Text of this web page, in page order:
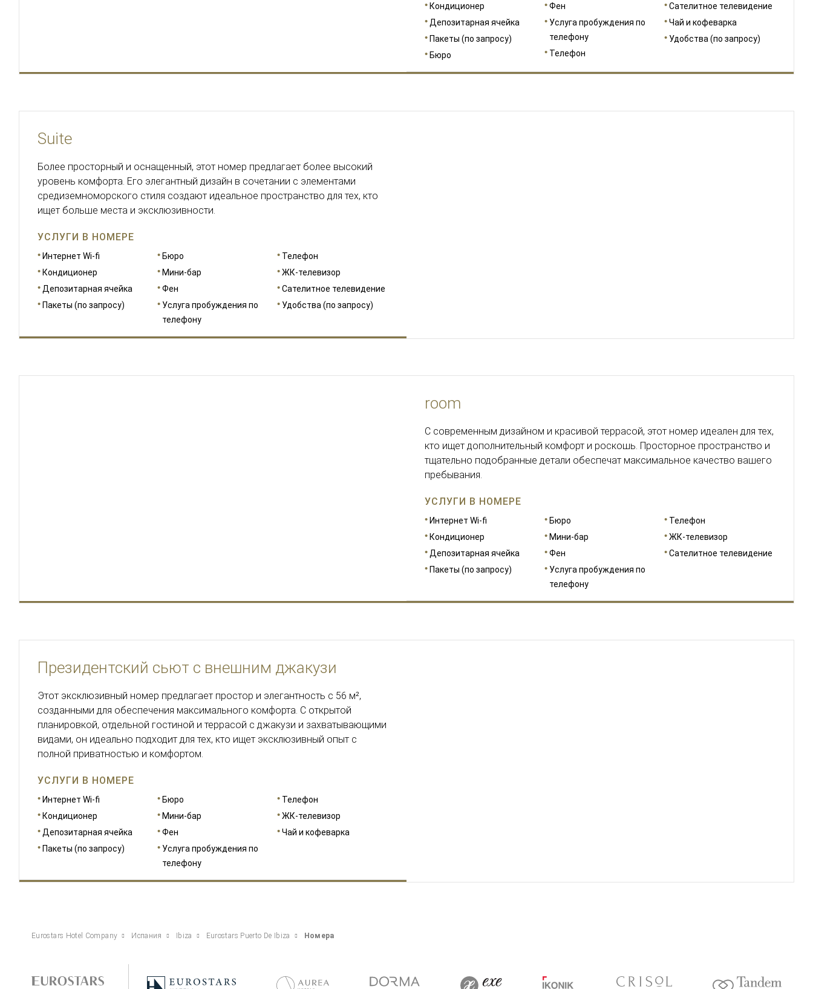
Кондиционер
Депозитарная ячейка
Пакеты (по запросу)
Бюро
Фен
Услуга пробуждения по
телефону
Телефон
Сателитное телевидение
Чай и кофеварка
Удобства (по запросу)
Suite
Более просторный и оснащенный, этот номер предлагает более высокий
уровень комфорта. Его элегантный дизайн в сочетании с элементами
средиземноморского стиля создают идеальное пространство для тех, кто
ищет больше места и эксклюзивности.
УСЛУГИ В НОМЕРЕ
Интернет Wi-fi
Кондиционер
Депозитарная ячейка
Пакеты (по запросу)
Бюро
Мини-бар
Фен
Услуга пробуждения по
телефону
Телефон
ЖК-телевизор
Сателитное телевидение
Удобства (по запросу)
room
С современным дизайном и красивой террасой, этот номер идеален для тех,
кто ищет дополнительный комфорт и роскошь. Просторное пространство и
тщательно подобранные детали обеспечат максимальное качество вашего
пребывания.
УСЛУГИ В НОМЕРЕ
Интернет Wi-fi
Кондиционер
Депозитарная ячейка
Пакеты (по запросу)
Бюро
Мини-бар
Фен
Услуга пробуждения по
телефону
Телефон
ЖК-телевизор
Сателитное телевидение
Президентский сьют с внешним джакузи
Этот эксклюзивный номер предлагает простор и элегантность с 56 м²,
созданными для обеспечения максимального комфорта. С открытой
планировкой, отдельной гостиной и террасой с джакузи и захватывающими
видами, он идеально подходит для тех, кто ищет эксклюзивный опыт с
полной приватностью и комфортом.
УСЛУГИ В НОМЕРЕ
Интернет Wi-fi
Кондиционер
Депозитарная ячейка
Пакеты (по запросу)
Бюро
Мини-бар
Фен
Услуга пробуждения по
телефону
Телефон
ЖК-телевизор
Чай и кофеварка
Eurostars Hotel Company Испания Ibiza Eurostars Puerto De Ibiza Номера